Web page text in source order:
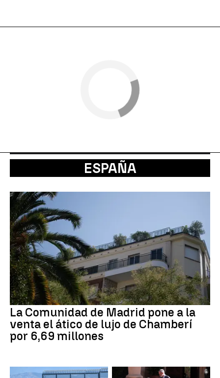
ESPAÑA
La Comunidad de Madrid pone a la
venta el ático de lujo de Chamberí
por 6,69 millones